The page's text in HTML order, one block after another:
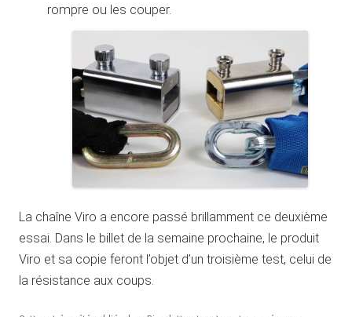
rompre ou les couper.
La chaîne Viro a encore passé brillamment ce deuxième
essai. Dans le billet de la semaine prochaine, le produit
Viro et sa copie feront l’objet d’un troisième test, celui de
la résistance aux coups.